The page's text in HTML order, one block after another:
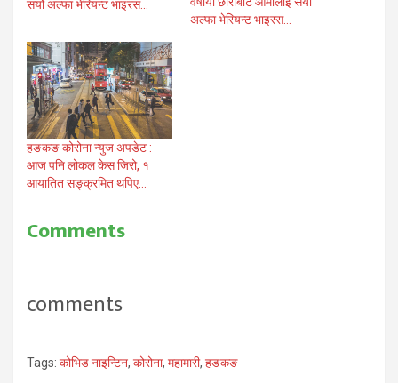
सर्यो अल्फा भेरियन्ट भाइरस…
अल्फा भेरियन्ट भाइरस…
हङकङ कोरोना न्युज अपडेट :
आज पनि लोकल केस जिरो, १
आयातित सङ्क्रमित थपिए…
Comments
comments
Tags: कोभिड नाइन्टिन, कोरोना, महामारी, हङकङ